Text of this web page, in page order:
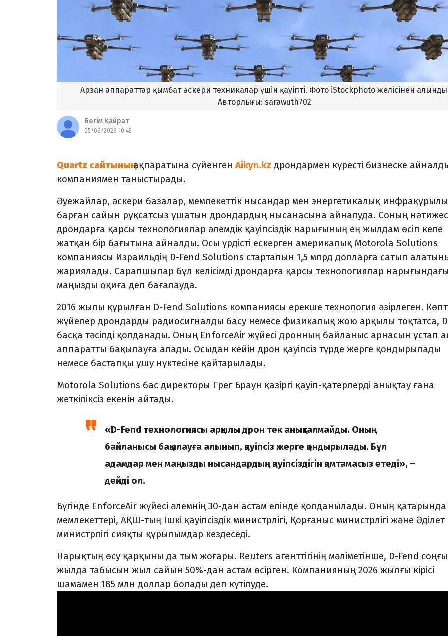
Арзан аппараттар қымбат әскери техникалар үшін қауіпті. Фото iStockphoto желісінен
Авторлығы: sarawuth702
Бегім Қайрат
05/06/2026 10:43
Quartz сайтыныңақпаратына сүйенген Aikyn.kz дрондармен күресті бизнеске
компаниямен таныстырады.
Әуежайлар, әскери базалар, мемлекеттік нысандар мен энергетикалық
барған сайын рұқсатсыз ұшатын дрондардың нысанасына айналуда. Соның
дрондарға қарсы технологиялар әлемдік қауіпсіздік нарығының ең жылдам өсіп келе
жатқан бір бағытына айналды. Осы үрдісті ескерген америкалық Motorola Solutions
компаниясы Израильдің D-Fend Solutions стартапын 1,5 млрд долларға сатып
жариялады. Сарапшылар бұл келісімді дрондарға қарсы технологиялар
маңызды оқиға деп бағалауда.
2016 жылы құрылған D-Fend Solutions компаниясы ерекше технология әзірлеген.
жүйелер дрондарды радиосигналды басу немесе физикалық жою арқылы тоқтатса,
басқа тәсілді қолданады. Оның EnforceAir жүйесі дронның байланыс арнасын ұстап
аппаратты бақылауға алады. Осыдан кейін дрон қауіпсіз түрде жерге қондырылады
немесе бастапқы ұшу нүктесіне қайтарылады.
Motorola Solutions бас директоры Грег Браун қазіргі қауіп-қатерлерді анықтау ғана
жеткіліксіз екенін айтады.
«D-Fend технологиясы арқылы дрон тек анықталмайды. Оның
байланысы бақылауға алынып, қауіпсіз жерге қондырылады. Бұл
адамдар мен маңызды нысандардың қауіпсіздігін қамтамасыз етеді», –
дейді ол.
Бүгінде EnforceAir жүйесі әлемнің 30-дан астам елінде қолданылады. Оның
мемлекеттері, АҚШ-тың Ішкі қауіпсіздік министрлігі, Қорғаныс министрлігі және Әділет
министрлігі сияқты құрылымдар кездеседі.
Нарықтың өсу қарқыны да тым жоғары. Reuters агенттігінің мәліметінше, D-Fend
жылда табысын жыл сайын 50%-дан астам өсірген. Компанияның 2026 жылғы кірісі
шамамен 185 млн доллар болады деп күтілуде.